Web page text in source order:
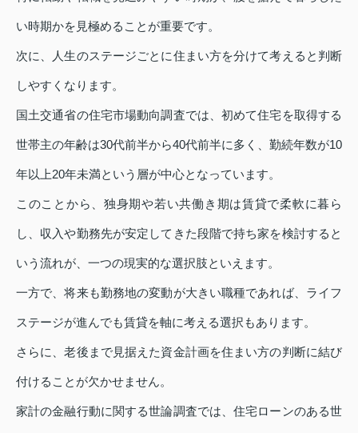
い時期かを見極めることが重要です。
次に、人生のステージごとに住まい方を分けて考えると判断
しやすくなります。
国土交通省の住宅市場動向調査では、初めて住宅を取得する
世帯主の年齢は30代前半から40代前半に多く、勤続年数が10
年以上20年未満という層が中心となっています。
このことから、独身期や若い共働き期は賃貸で柔軟に暮ら
し、収入や勤務先が安定してきた段階で持ち家を検討すると
いう流れが、一つの現実的な選択肢といえます。
一方で、将来も勤務地の変動が大きい職種であれば、ライフ
ステージが進んでも賃貸を軸に考える選択もあります。
さらに、老後まで見据えた資金計画を住まい方の判断に結び
付けることが欠かせません。
家計の金融行動に関する世論調査では、住宅ローンのある世